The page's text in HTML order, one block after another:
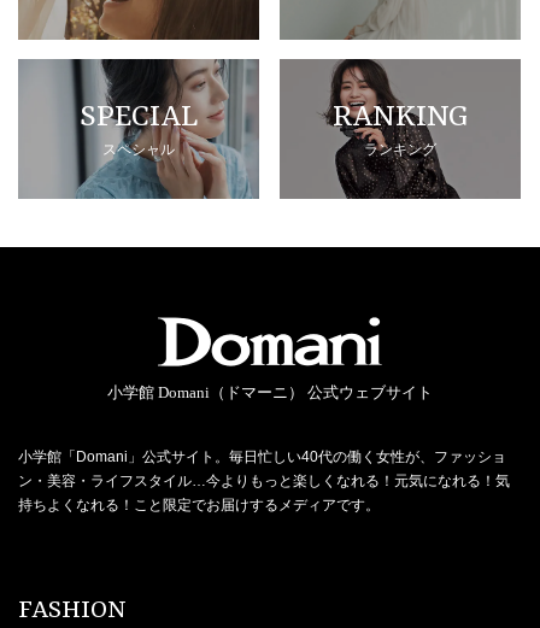
SPECIAL
スペシャル
RANKING
ランキング
小学館 Domani（ドマーニ） 公式ウェブサイト
小学館「Domani」公式サイト。毎日忙しい40代の働く女性が、ファッショ
ン・美容・ライフスタイル…今よりもっと楽しくなれる！元気になれる！気
持ちよくなれる！こと限定でお届けするメディアです。
FASHION